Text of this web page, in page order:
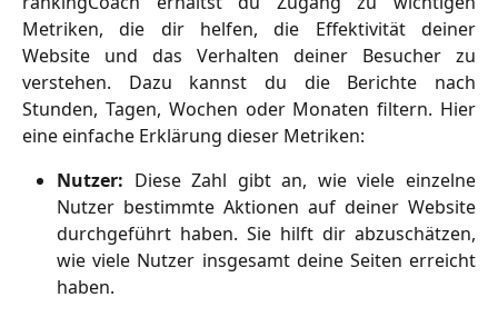
Metriken, die dir helfen, die Effektivität deiner
Website und das Verhalten deiner Besucher zu
verstehen. Dazu kannst du die Berichte nach
Stunden, Tagen, Wochen oder Monaten filtern. Hier
eine einfache Erklärung dieser Metriken:
Nutzer: Diese Zahl gibt an, wie viele einzelne
Nutzer bestimmte Aktionen auf deiner Website
durchgeführt haben. Sie hilft dir abzuschätzen,
wie viele Nutzer insgesamt deine Seiten erreicht
haben.